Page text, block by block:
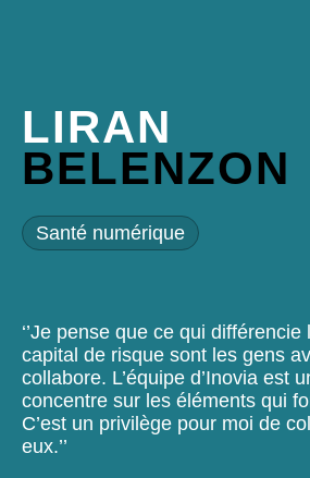
LIRAN
BELENZON
Santé numérique
‘’Je pense que ce qui
capital de risque sont les gens
collabore. L’équipe d’Inovia est
concentre sur les éléments qui
C’est un privilège pour moi de
eux.’’